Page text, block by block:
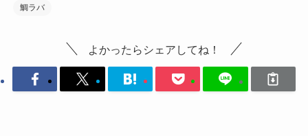
鯛ラバ
よかったらシェアしてね！